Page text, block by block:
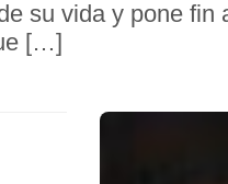
su vida y pone fin
[…]